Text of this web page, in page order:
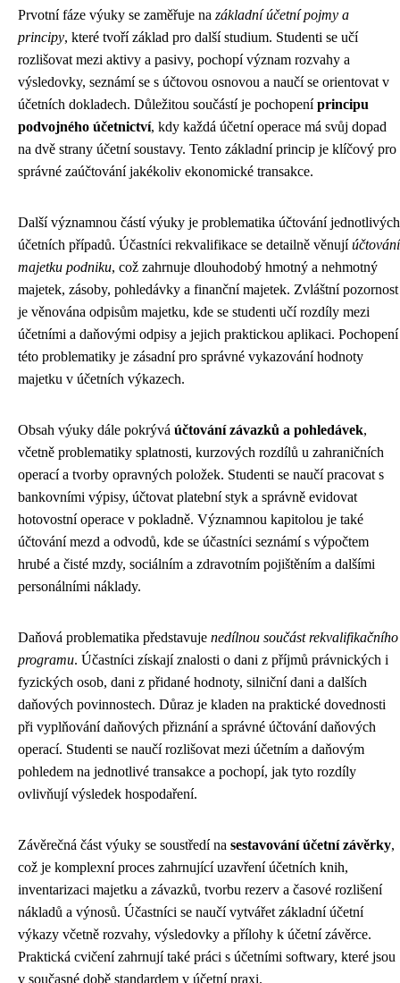
Prvotní fáze výuky se zaměřuje na základní účetní pojmy a
principy, které tvoří základ pro další studium. Studenti se učí
rozlišovat mezi aktivy a pasivy, pochopí význam rozvahy a
výsledovky, seznámí se s účtovou osnovou a naučí se orientovat v
účetních dokladech. Důležitou součástí je pochopeníprincipu
podvojného účetnictví, kdy každá účetní operace má svůj dopad
na dvě strany účetní soustavy. Tento základní princip je klíčový pro
správné zaúčtování jakékoliv ekonomické transakce.
Další významnou částí výuky je problematika účtování jednotlivých
účetních případů. Účastníci rekvalifikace se detailně věnujíúčtování
majetku podniku, což zahrnuje dlouhodobý hmotný a nehmotný
majetek, zásoby, pohledávky a finanční majetek. Zvláštní pozornost
je věnována odpisům majetku, kde se studenti učí rozdíly mezi
účetními a daňovými odpisy a jejich praktickou aplikaci. Pochopení
této problematiky je zásadní pro správné vykazování hodnoty
majetku v účetních výkazech.
Obsah výuky dále pokrývá účtování závazků a pohledávek,
včetně problematiky splatnosti, kurzových rozdílů u zahraničních
operací a tvorby opravných položek. Studenti se naučí pracovat s
bankovními výpisy, účtovat platební styk a správně evidovat
hotovostní operace v pokladně. Významnou kapitolou je také
účtování mezd a odvodů, kde se účastníci seznámí s výpočtem
hrubé a čisté mzdy, sociálním a zdravotním pojištěním a dalšími
personálními náklady.
Daňová problematika představuje nedílnou součást rekvalifikačního
programu. Účastníci získají znalosti o dani z příjmů právnických i
fyzických osob, dani z přidané hodnoty, silniční dani a dalších
daňových povinnostech. Důraz je kladen na praktické dovednosti
při vyplňování daňových přiznání a správné účtování daňových
operací. Studenti se naučí rozlišovat mezi účetním a daňovým
pohledem na jednotlivé transakce a pochopí, jak tyto rozdíly
ovlivňují výsledek hospodaření.
Závěrečná část výuky se soustředí na sestavování účetní závěrky,
což je komplexní proces zahrnující uzavření účetních knih,
inventarizaci majetku a závazků, tvorbu rezerv a časové rozlišení
nákladů a výnosů. Účastníci se naučí vytvářet základní účetní
výkazy včetně rozvahy, výsledovky a přílohy k účetní závěrce.
Praktická cvičení zahrnují také práci s účetními softwary, které jsou
v současné době standardem v účetní praxi.